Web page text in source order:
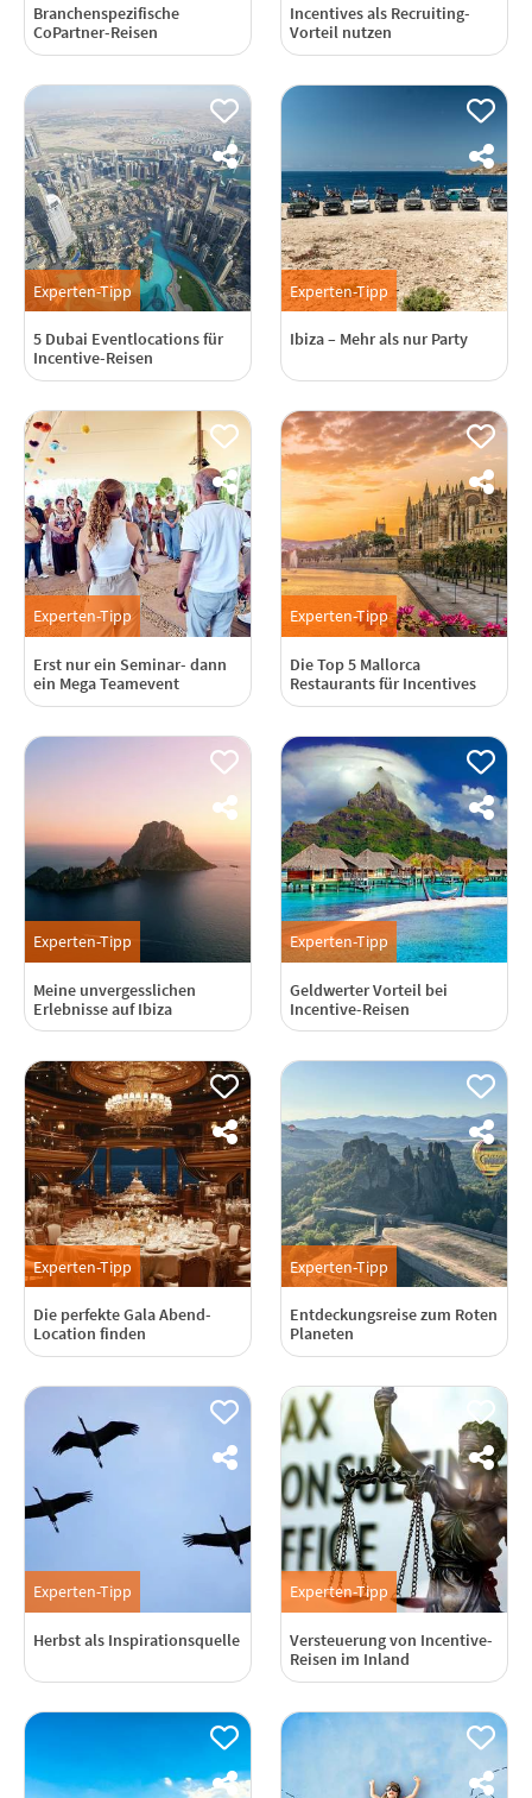
Branchenspezifische
CoPartner-Reisen
Incentives als Recruiting-
Vorteil nutzen
Experten-Tipp
5 Dubai Eventlocations für
Incentive-Reisen
Experten-Tipp
Ibiza – Mehr als nur Party
Experten-Tipp
Erst nur ein Seminar- dann
ein Mega Teamevent
Experten-Tipp
Die Top 5 Mallorca
Restaurants für Incentives
Experten-Tipp
Meine unvergesslichen
Erlebnisse auf Ibiza
Experten-Tipp
Geldwerter Vorteil bei
Incentive-Reisen
Experten-Tipp
Die perfekte Gala Abend-
Location finden
Experten-Tipp
Entdeckungsreise zum Roten
Planeten
Experten-Tipp
Herbst als Inspirationsquelle
Experten-Tipp
Versteuerung von Incentive-
Reisen im Inland